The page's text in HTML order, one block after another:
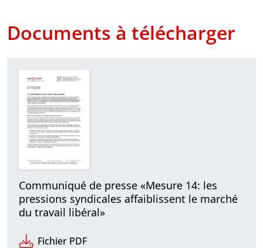
Documents à télécharger
Communiqué de presse «Mesure 14: les
pressions syndicales affaiblissent le marché
du travail libéral»
Fichier PDF